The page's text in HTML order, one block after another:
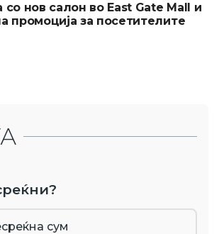
со нов салон во East Gate Mall и
промоција за посетителите
сум